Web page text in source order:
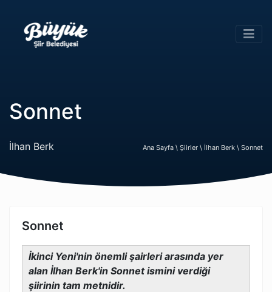
Sonnet
İlhan Berk Ana Sayfa \ Şiirler \ İlhan Berk \ Sonnet
Sonnet
İkinci Yeni'nin önemli şairleri arasında yer
alan İlhan Berk'in Sonnet ismini verdiği
şiirinin tam metnidir.